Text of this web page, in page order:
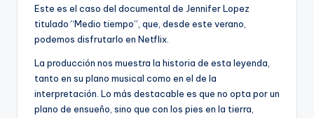
Este es el caso del documental de Jennifer Lopez
titulado “Medio tiempo”, que, desde este verano,
podemos disfrutarlo en Netflix.
La producción nos muestra la historia de esta leyenda,
tanto en su plano musical como en el de la
interpretación. Lo más destacable es que no opta por un
plano de ensueño, sino que con los pies en la tierra,